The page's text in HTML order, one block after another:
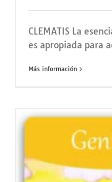
CLEMATIS La
es apropiada para
Más información